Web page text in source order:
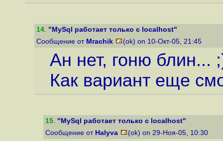
14. "MySql работает только с localhost"
Сообщение от Mrachik (ok) on 10-Окт-05, 21:45
Ан нет, гоню блин...
Как вариант еще
15. "MySql работает только с localhost"
Сообщение от Halyva (ok) on 29-Ноя-05, 10:30